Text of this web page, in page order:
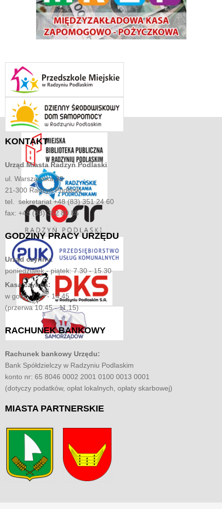
KONTAKT
Urząd MiastaRadzyń Podlaski
ul. Warszawska 32
21-300 Radzyń Podlaski
tel. sekretariat +48 (83) 351 24 60
fax: +48 (83) 352 80 85
GODZINYPRACY URZĘDU
Urząd czynny:
poniedziałek - piątek: 7.30 - 15.30
Kasa czynna:
w godz. 7.30 - 14.45
(przerwa 10.45 - 11.15)
RACHUNEKBANKOWY
Rachunek bankowy Urzędu:
Bank Spółdzielczy w Radzyniu Podlaskim
konto nr: 65 8046 0002 2001 0100 0013 0001
(dotyczy podatków, opłat lokalnych, opłaty skarbowej)
MIASTAPARTNERSKIE